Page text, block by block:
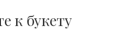
к букету